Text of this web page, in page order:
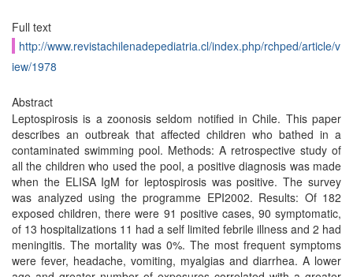
Full text
http://www.revistachilenadepediatria.cl/index.php/rchped/article/v
iew/1978
Abstract
Leptospirosis is a zoonosis seldom notified in Chile. This paper
describes an outbreak that affected children who bathed in a
contaminated swimming pool. Methods: A retrospective study of
all the children who used the pool, a positive diagnosis was made
when the ELISA IgM for leptospirosis was positive. The survey
was analyzed using the programme EPI2002. Results: Of 182
exposed children, there were 91 positive cases, 90 symptomatic,
of 13 hospitalizations 11 had a self limited febrile illness and 2 had
meningitis. The mortality was 0%. The most frequent symptoms
were fever, headache, vomiting, myalgias and diarrhea. A lower